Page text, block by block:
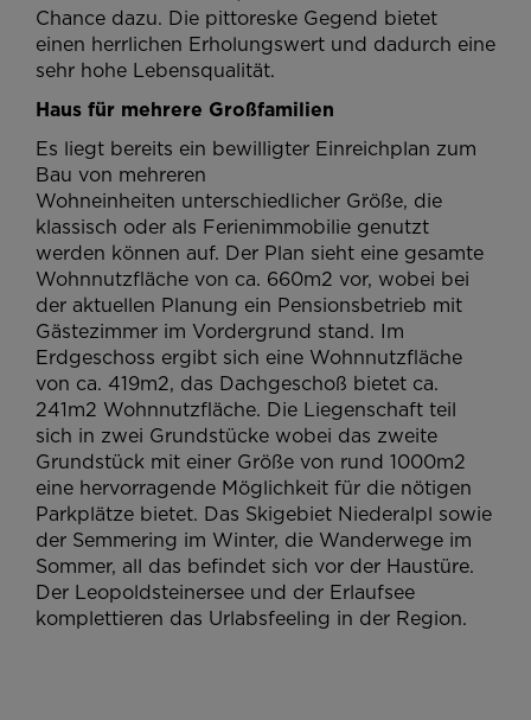
Chance dazu. Die pittoreske Gegend bietet
einen herrlichen Erholungswert und dadurch eine
sehr hohe Lebensqualität.
Haus für mehrere Großfamilien
Es liegt bereits ein bewilligter Einreichplan zum
Bau von mehreren
Wohneinheiten unterschiedlicher Größe, die
klassisch oder als Ferienimmobilie genutzt
werden können auf. Der Plan sieht eine gesamte
Wohnnutzfläche von ca. 660m2 vor, wobei bei
der aktuellen Planung ein Pensionsbetrieb mit
Gästezimmer im Vordergrund stand. Im
Erdgeschoss ergibt sich eine Wohnnutzfläche
von ca. 419m2, das Dachgeschoß bietet ca.
241m2 Wohnnutzfläche. Die Liegenschaft teil
sich in zwei Grundstücke wobei das zweite
Grundstück mit einer Größe von rund 1000m2
eine hervorragende Möglichkeit für die nötigen
Parkplätze bietet. Das Skigebiet Niederalpl sowie
der Semmering im Winter, die Wanderwege im
Sommer, all das befindet sich vor der Haustüre.
Der Leopoldsteinersee und der Erlaufsee
komplettieren das Urlabsfeeling in der Region.